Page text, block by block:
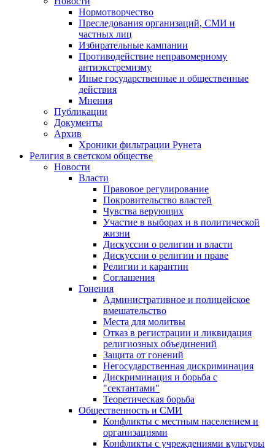
Нормотворчество
Преследования организаций, СМИ и
частных лиц
Избирательные кампании
Противодействие неправомерному
антиэкстремизму
Иные государственные и общественные
действия
Мнения
Публикации
Документы
Архив
Хроники фильтрации Рунета
Религия в светском обществе
Новости
Власти
Правовое регулирование
Покровительство властей
Чувства верующих
Участие в выборах и в политической
жизни
Дискуссии о религии и власти
Дискуссии о религии и праве
Религии и карантин
Соглашения
Гонения
Административное и полицейское
вмешательство
Места для молитвы
Отказ в регистрации и ликвидация
религиозных объединений
Защита от гонений
Негосударственная дискриминация
Дискриминация и борьба с
"сектантами"
Теоретическая борьба
Общественность и СМИ
Конфликты с местным населением и
организациями
Конфликты с учреждениями культуры